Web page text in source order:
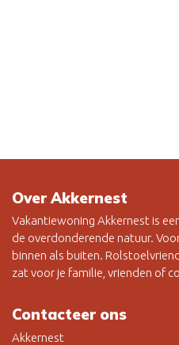
Over Akkernest
Vakantiewoning Akkernest is
de overdonderende natuur.
binnen als buiten.
zat voor je familie, vrienden of
Contacteer ons
Akkernest